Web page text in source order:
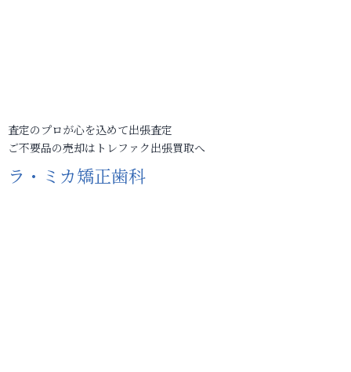
査定のプロが心を込めて出張査定
ご不要品の売却はトレファク出張買取へ
ラ・ミカ矯正歯科